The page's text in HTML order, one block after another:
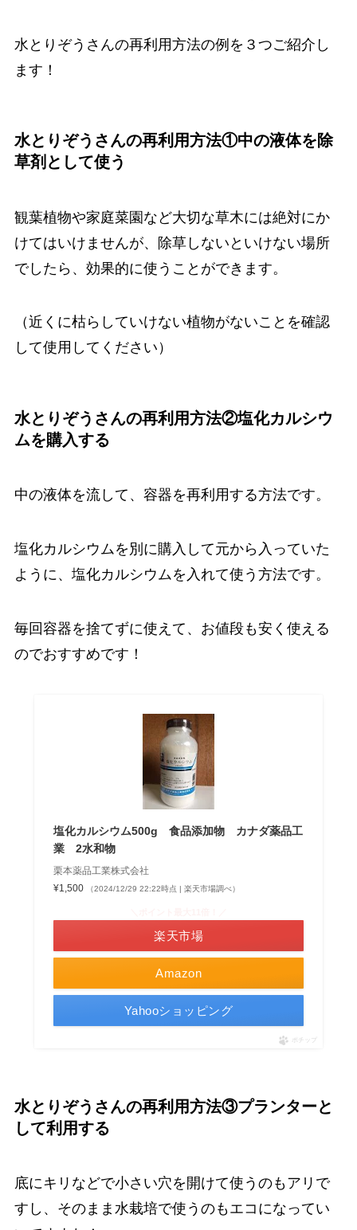
水とりぞうさんの再利用方法の例を３つご紹介し
ます！
水とりぞうさんの再利用方法①中の液体を除
草剤として使う
観葉植物や家庭菜園など大切な草木には絶対にか
けてはいけませんが、除草しないといけない場所
でしたら、効果的に使うことができます。
（近くに枯らしていけない植物がないことを確認
して使用してください）
水とりぞうさんの再利用方法②塩化カルシウ
ムを購入する
中の液体を流して、容器を再利用する方法です。
塩化カルシウムを別に購入して元から入っていた
ように、塩化カルシウムを入れて使う方法です。
毎回容器を捨てずに使えて、お値段も安く使える
のでおすすめです！
塩化カルシウム500g 食品添加物 カナダ薬品工
業 2水和物
栗本薬品工業株式会社
¥1,500
（2024/12/29 22:22時点 | 楽天市場調べ）
Amazon
楽天市場
Yahooショッピング
ポチップ
水とりぞうさんの再利用方法③プランターと
して利用する
底にキリなどで小さい穴を開けて使うのもアリで
すし、そのまま水栽培で使うのもエコになってい